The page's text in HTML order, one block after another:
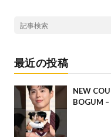
最近の投稿
NEW
BOGUM –